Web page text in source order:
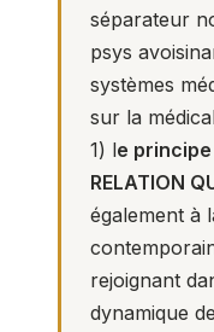
séparateur
psys
systèmes
sur la
1) le principe
RELATION
également à
rejoignant
dynamique